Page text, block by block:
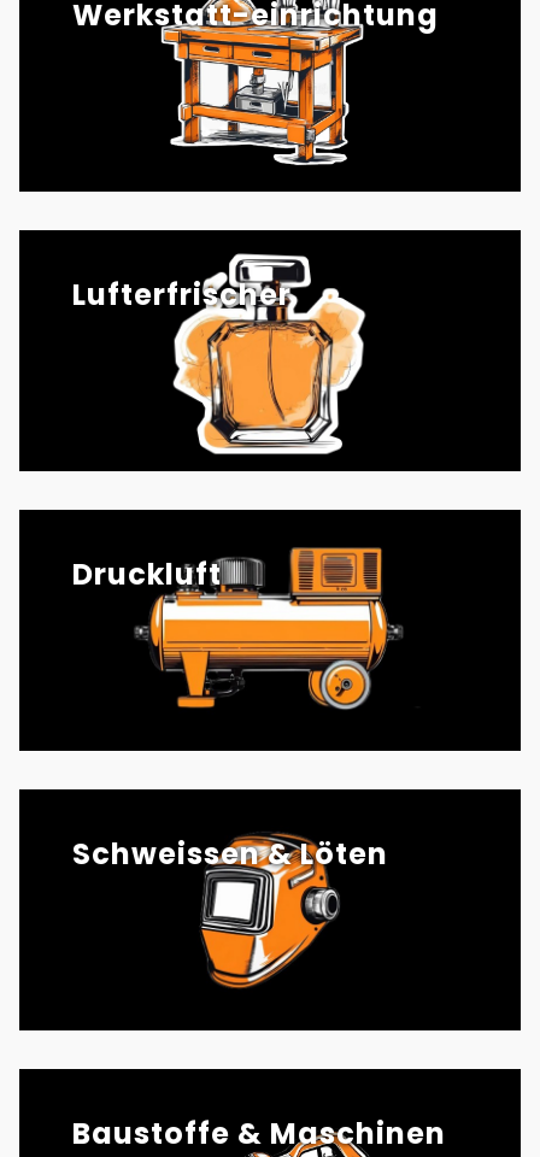
Werkstatt-einrichtung
Lufterfrischer
Druckluft
Schweissen & Löten
Baustoffe & Maschinen